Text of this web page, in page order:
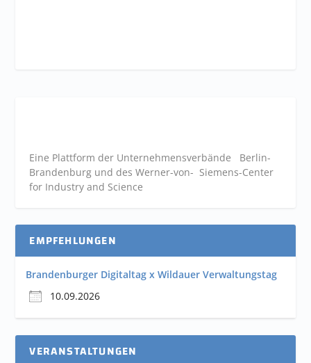
Eine Plattform der Unternehmensverbände Berlin-
Brandenburg und des Werner-von- Siemens-Center
for Industry and Science
EMPFEHLUNGEN
Brandenburger Digitaltag x Wildauer Verwaltungstag
10.09.2026
VERANSTALTUNGEN